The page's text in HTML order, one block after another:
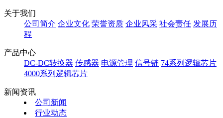
关于我们
公司简介 企业文化 荣誉资质 企业风采 社会责任 发展历
程
产品中心
DC-DC转换器 传感器 电源管理 信号链 74系列逻辑芯片
4000系列逻辑芯片
新闻资讯
公司新闻
行业动态